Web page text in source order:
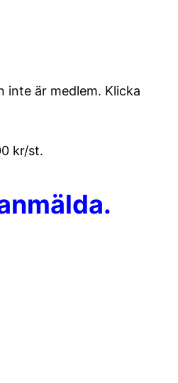
inte är medlem. Klicka
kr/st.